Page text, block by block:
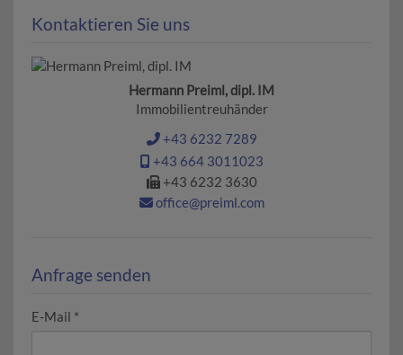
Kontaktieren Sie uns
Hermann Preiml, dipl. IM
Immobilientreuhänder
+43 6232 7289
+43 664 3011023
+43 6232 3630
office@preiml.com
Anfrage senden
E-Mail